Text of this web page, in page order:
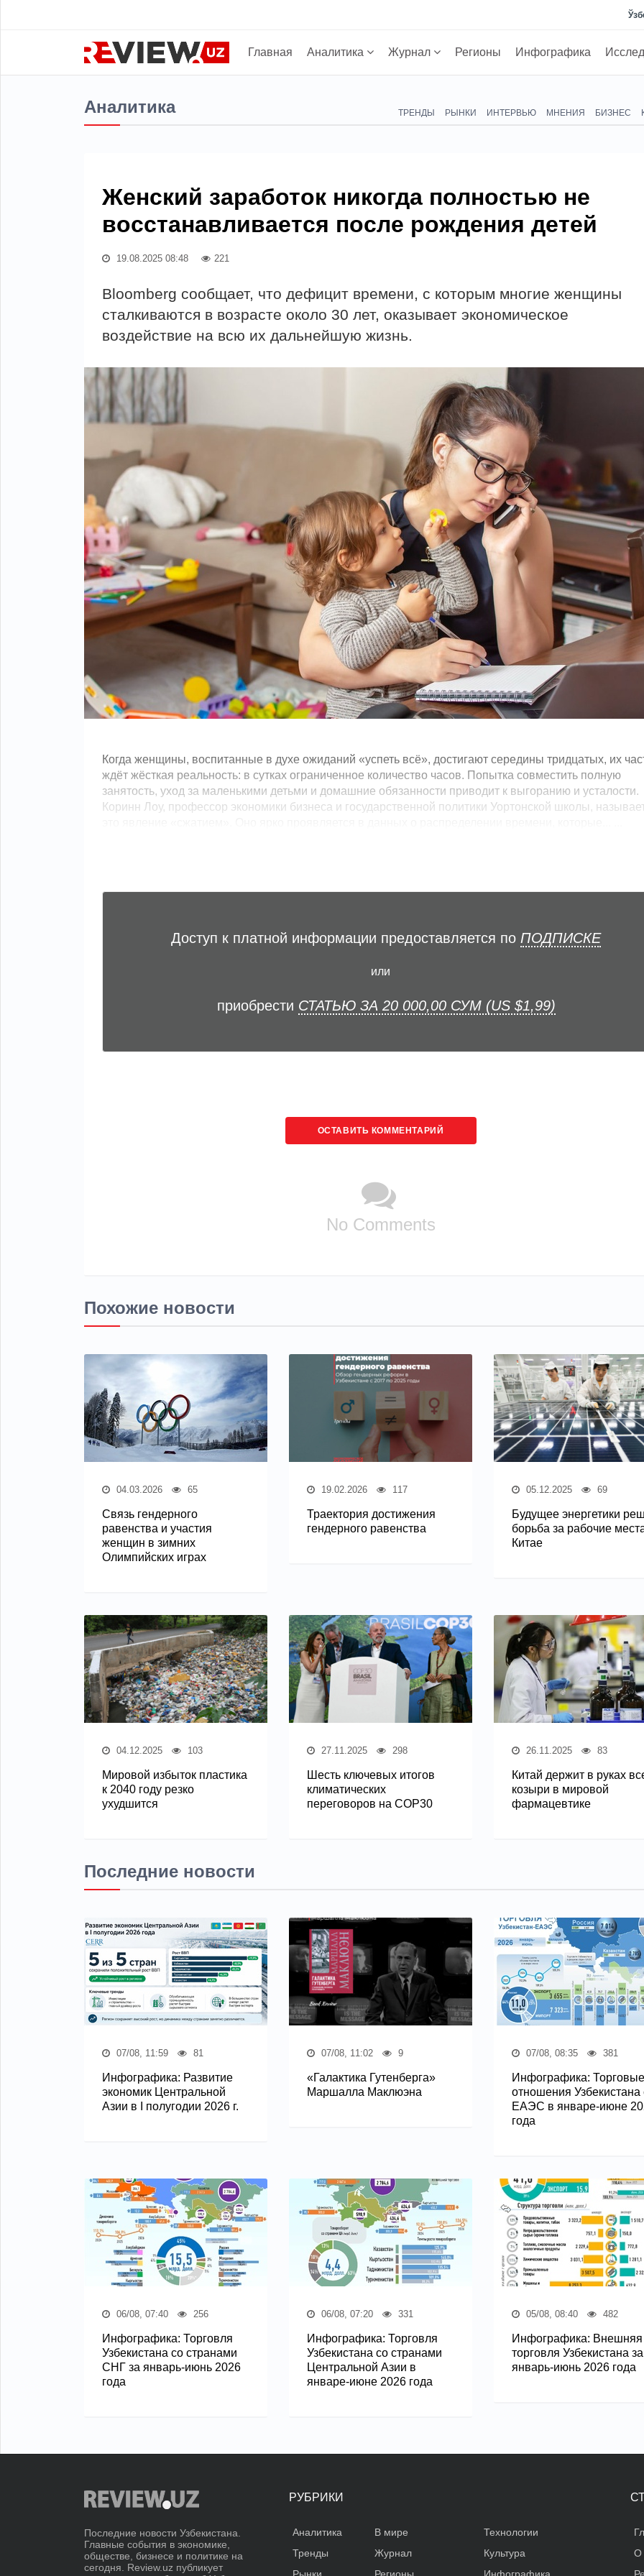
Главная Аналитика Журнал Регионы Инфографика
Аналитика ТРЕНДЫ РЫНКИ ИНТЕРВЬЮ МНЕНИЯ БИЗНЕС
Женский заработок никогда полностью не
восстанавливается после рождения детей
19.08.2025 08:48 221
Bloomberg сообщает, что дефицит времени, с которым многие женщины
сталкиваются в возрасте около 30 лет, оказывает экономическое
воздействие на всю их дальнейшую жизнь.
Когда женщины, воспитанные в духе ожиданий «успеть всё», достигают середины тридцатых, их
ждёт жёсткая реальность: в сутках ограниченное количество часов. Попытка совместить полную
занятость, уход за маленькими детьми и домашние обязанности приводит к выгоранию и усталости.
Коринн Лоу, профессор экономики бизнеса и государственной политики Уортонской школы,
Доступ к платной информации предоставляется по ПОДПИСКЕ
или
приобрести СТАТЬЮ ЗА 20 000,00 СУМ (US $1,99)
ОСТАВИТЬ КОММЕНТАРИЙ
No Comments
Похожие новости
04.03.2026 65
Связь гендерного
равенства и участия
женщин в зимних
Олимпийских играх
19.02.2026 117
Траектория достижения
гендерного равенства
05.12.2025 69
Будущее энергетики
борьба за рабочие
Китае
04.12.2025 103
Мировой избыток пластика
к 2040 году резко
ухудшится
27.11.2025 298
Шесть ключевых итогов
климатических
переговоров на COP30
26.11.2025 83
Китай держит в руках
козыри в мировой
фармацевтике
Последние новости
07/08, 11:59 81
Инфографика: Развитие
экономик Центральной
Азии в I полугодии 2026 г.
07/08, 11:02 9
«Галактика Гутенберга»
Маршалла Маклюэна
07/08, 08:35 381
Инфографика: Торговые
отношения Узбекистана
ЕАЭС в январе-июне
года
06/08, 07:40 256
Инфографика: Торговля
Узбекистана со странами
СНГ за январь-июнь 2026
года
06/08, 07:20 331
Инфографика: Торговля
Узбекистана со странами
Центральной Азии в
январе-июне 2026 года
05/08, 08:40 482
Инфографика: Внешняя
торговля Узбекистана за
январь-июнь 2026 года
Последние новости Узбекистана.
Главные события в экономике,
обществе, бизнесе и политике на
сегодня. Review.uz публикует
РУБРИКИ
Аналитика
Тренды
В мире
Журнал
Технологии
Культура
О